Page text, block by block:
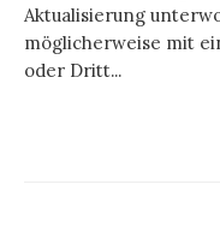
Aktualisierung
möglicherweise mit
oder Dritt...